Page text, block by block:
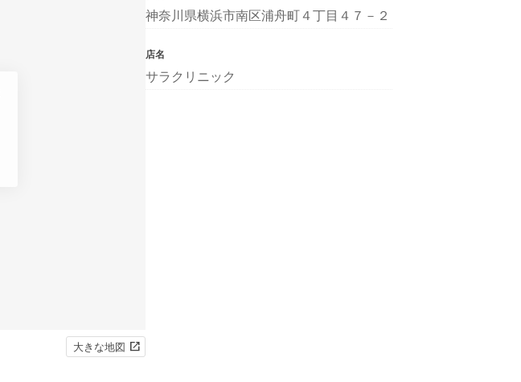
大きな地図
神奈川県横浜市南区浦舟町４丁目４７－２
店名
サラクリニック